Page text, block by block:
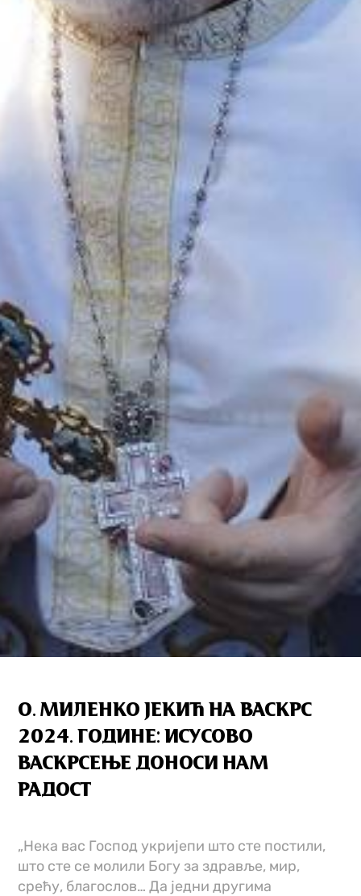
О. МИЛЕНКО ЈЕКИЋ НА ВАСКРС
2024. ГОДИНЕ: ИСУСОВО
ВАСКРСЕЊЕ ДОНОСИ НАМ
РАДОСТ
„Нека вас Господ укријепи што сте постили,
што сте се молили Богу за здравље, мир,
срећу, благослов… Да једни другима